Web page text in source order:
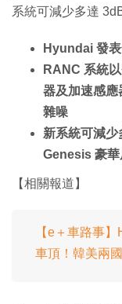
系統可減少多達
Hyundai 發
RANC 系統
器及加速感應
雜噪
新系統可減
Genesis 豪華
【相關報道】
【e＋車路事
車頂！韓美兩